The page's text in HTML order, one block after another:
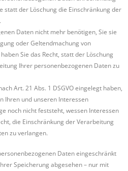
statt der Löschung die Einschränkung der
Daten nicht mehr benötigen, Sie sie
oder Geltendmachung von
Sie das Recht, statt der Löschung
Ihrer personenbezogenen Daten zu
Art. 21 Abs. 1 DSGVO eingelegt haben,
Ihren und unseren Interessen
noch nicht feststeht, wessen Interessen
die Einschränkung der Verarbeitung
zu verlangen.
Daten eingeschränkt
Speicherung abgesehen – nur mit